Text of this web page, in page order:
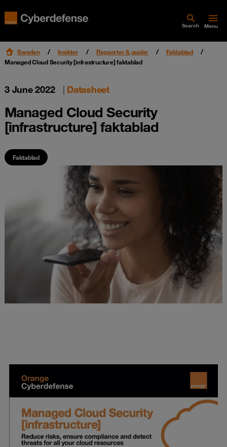
Search Menu
Sweden Insikter Rapporter & guider
Faktablad
Managed Cloud Security [infrastructure] faktablad
3 June 2022 | Datasheet
Managed Cloud Security
[infrastructure] faktablad
Faktablad